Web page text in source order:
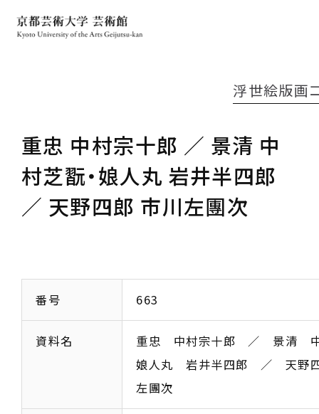
重忠 中村宗十郎 ／ 景清 中
村芝翫・娘人丸 岩井半四郎
／ 天野四郎 市川左團次
浮世絵版画
番号 663
資料名
重忠 中村宗十郎 ／ 景清 中
娘人丸 岩井半四郎 ／ 天野
左團次